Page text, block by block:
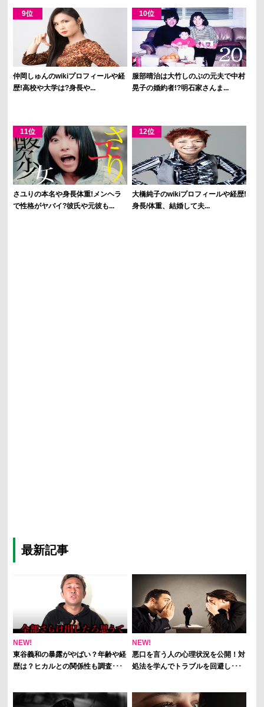
仲岡しゅんのwikiプロフィールや経
歴!高校や大学は?身長や...
服部晴治は大竹しのぶの元夫で中村
晃子の婚約者!?明石家さんま...
さユりの本名や身長体重!メンヘラ
で性格がヤバイ?彼氏や元彼も...
大橋純子のwikiプロフィールや経歴!
身長/体重、結婚して夫...
最新記事
NEW!
東谷義和の暴露がやばい？年齢や経
歴は？ヒカルとの関係性も調査･･･
NEW!
悪口を言う人の心理状況を公開！対
処法を学んでトラブルを回避し･･･